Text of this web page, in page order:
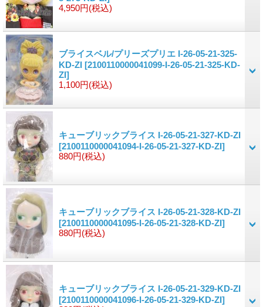
4,950円(税込)
ブライスベル/プリーズプリエ I-26-05-21-325-
KD-ZI [2100110000041099-I-26-05-21-325-KD-
ZI]
1,100円(税込)
キューブリックブライス I-26-05-21-327-KD-ZI
[2100110000041094-I-26-05-21-327-KD-ZI]
880円(税込)
キューブリックブライス I-26-05-21-328-KD-ZI
[2100110000041095-I-26-05-21-328-KD-ZI]
880円(税込)
キューブリックブライス I-26-05-21-329-KD-ZI
[2100110000041096-I-26-05-21-329-KD-ZI]